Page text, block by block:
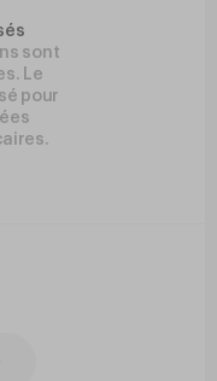
sont
Le
pour